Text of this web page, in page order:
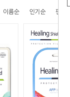
이름순 인기순 판매순